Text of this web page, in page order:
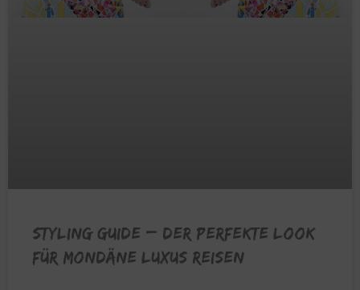
STYLING GUIDE – Der perfekte Look
für mondäne Luxus Reisen